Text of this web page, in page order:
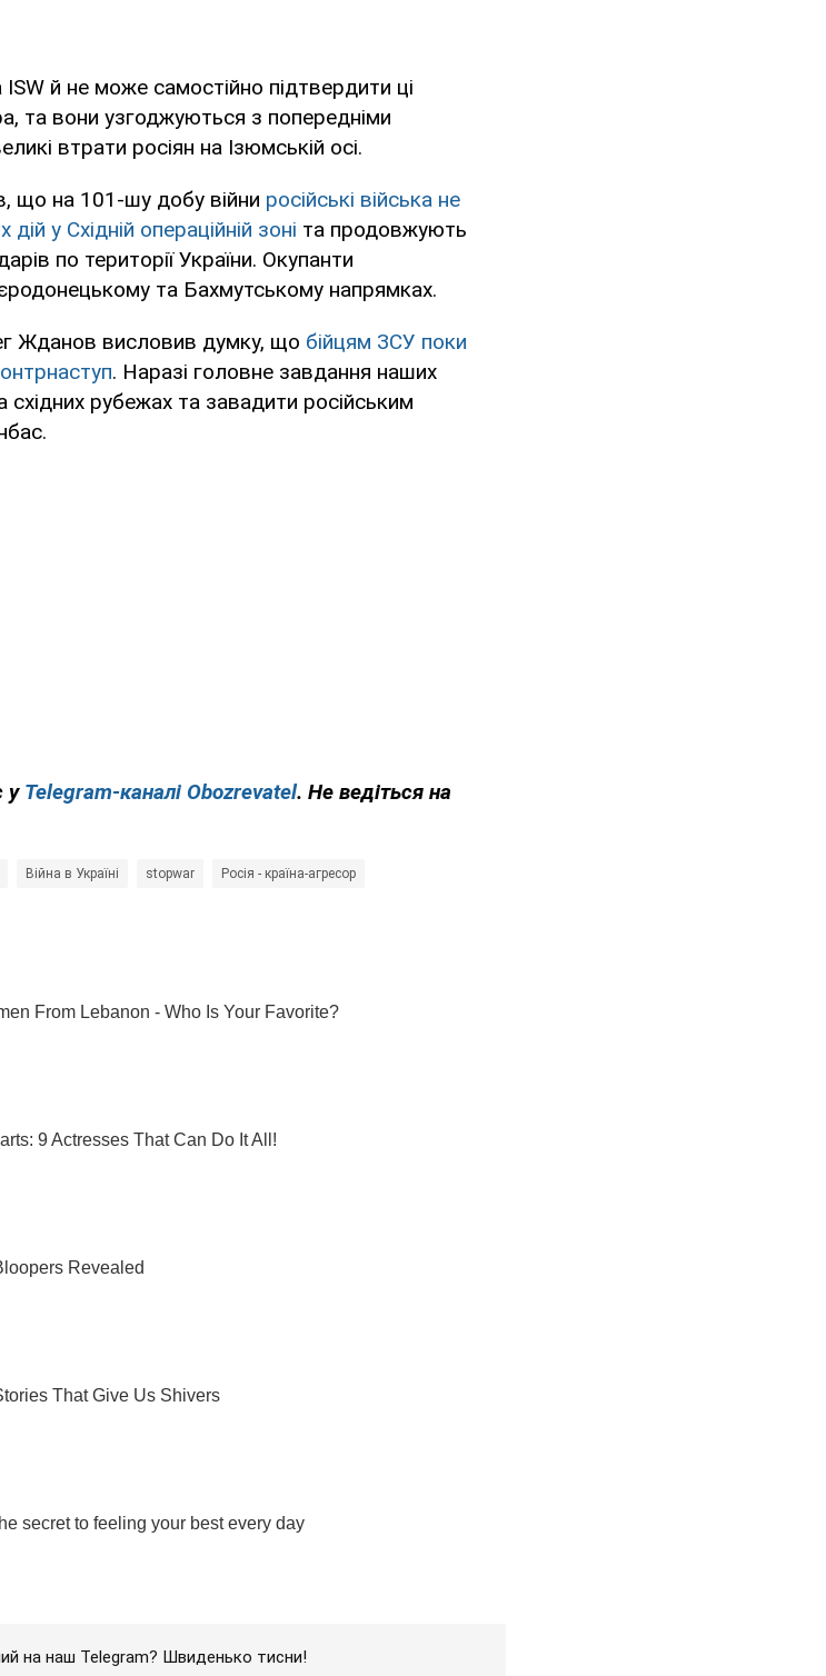
й не може самостійно підтвердити ці
та вони узгоджуються з попередніми
втрати росіян на Ізюмській осі.
що на 101-шу добу війни російські війська не
у Східній операційній зоні та продовжують
по території України. Окупанти
та Бахмутському напрямках.
Жданов висловив думку, що бійцям ЗСУ поки
. Наразі головне завдання наших
рубежах та завадити російським
у Telegram-каналі Obozrevatel. Не ведіться на
Війна в Україні stopwar Росія - країна-агресор
на наш Telegram? Швиденько тисни!